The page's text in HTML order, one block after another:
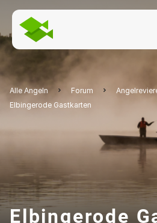
Alle Angeln Forum
Elbingerode Gastkarten
Elbingerode